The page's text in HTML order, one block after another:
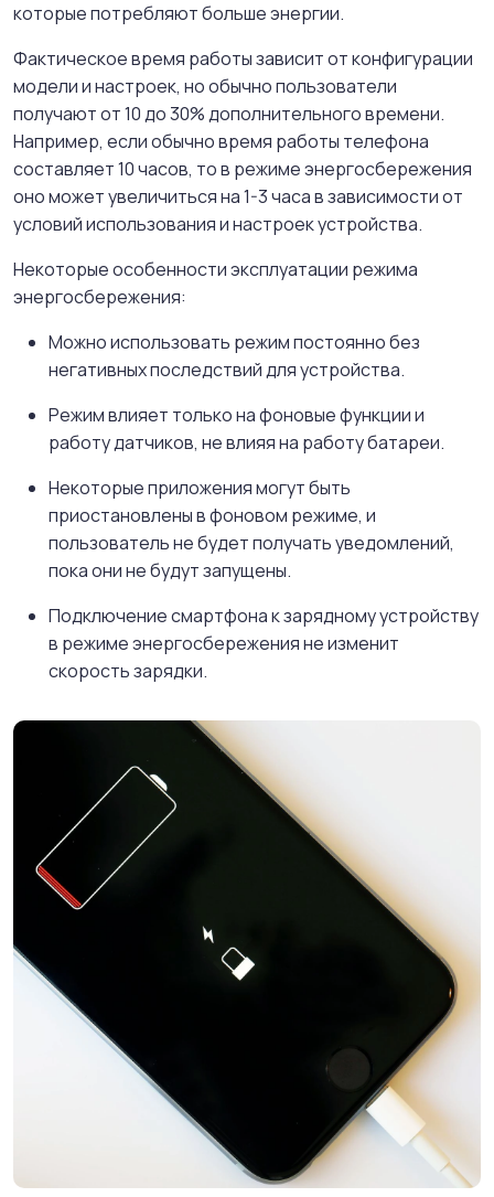
которые потребляют больше энергии.
Фактическое время работы зависит от конфигурации
модели и настроек, но обычно пользователи
получают от 10 до 30% дополнительного времени.
Например, если обычно время работы телефона
составляет 10 часов, то в режиме энергосбережения
оно может увеличиться на 1-3 часа в зависимости от
условий использования и настроек устройства.
Некоторые особенности эксплуатации режима
энергосбережения:
Можно использовать режим постоянно без
негативных последствий для устройства.
Режим влияет только на фоновые функции и
работу датчиков, не влияя на работу батареи.
Некоторые приложения могут быть
приостановлены в фоновом режиме, и
пользователь не будет получать уведомлений,
пока они не будут запущены.
Подключение смартфона к зарядному устройству
в режиме энергосбережения не изменит
скорость зарядки.